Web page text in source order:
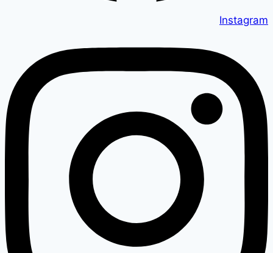
Instagram